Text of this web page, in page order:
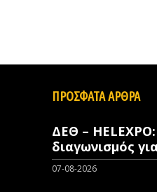
ΠΡΟΣΦΑΤΑ ΑΡΘΡΑ
ΔΕΘ –
διαγωνισμός
07-08-2026